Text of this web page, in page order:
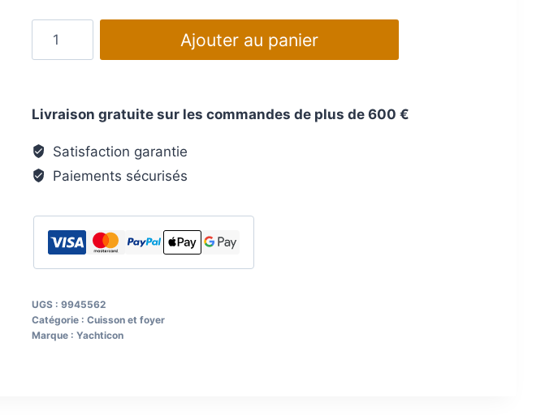
cars
caravanes
Campy
Ajouter au panier
Livraison gratuite sur les commandes de plus de 600 €
Satisfaction garantie
Paiements sécurisés
UGS : 9945562
Catégorie : Cuisson et foyer
Marque : Yachticon